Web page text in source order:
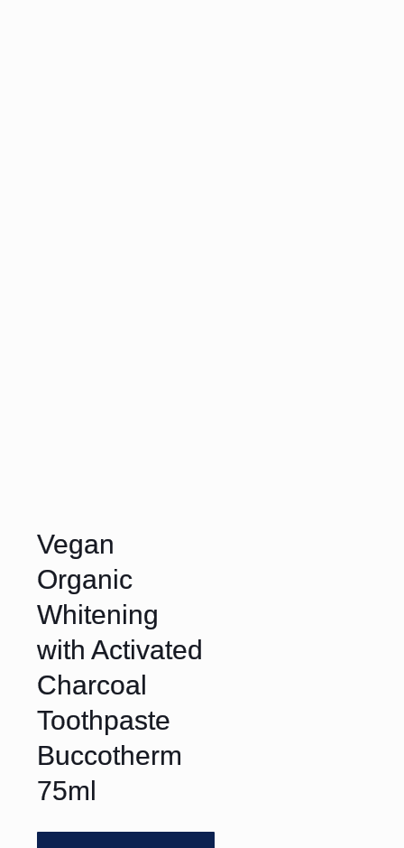
Vegan
Organic
Whitening
with Activated
Charcoal
Toothpaste
Buccotherm
75ml